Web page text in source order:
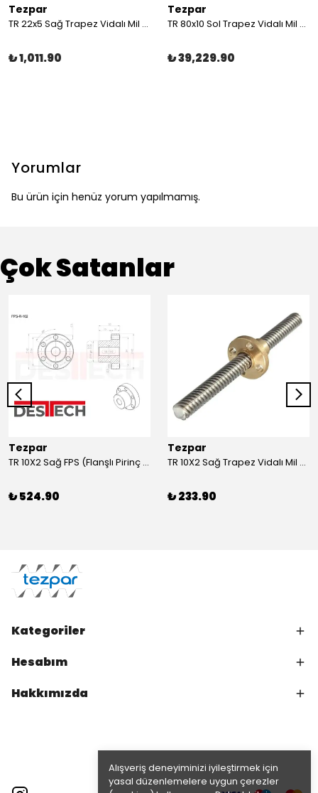
Alışveriş deneyiminizi iyileştirmek için
yasal düzenlemelere uygun çerezler
Tezpar
TR 22x5 Sağ Trapez Vidalı Mil (1 Metre C45)
₺ 1,011.90
Tezpar
TR 80x10 Sol Trapez Vidalı Mil (4 Metre C45)
₺ 39,229.90
Yorumlar
Bu ürün için henüz yorum yapılmamış.
Çok Satanlar
Tezpar
TR 10X2 Sağ FPS (Flanşlı Pirinç Somun)
₺ 524.90
Tezpar
TR 10X2 Sağ Trapez Vidalı Mil (1 Metre C45)
₺ 233.90
Kategoriler
Hesabım
Hakkımızda